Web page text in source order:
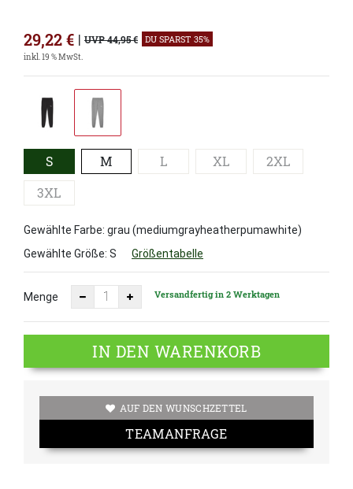
29,22€ | UVP 44,95 € DU SPARST 35%
inkl. 19 % MwSt.
S M L XL
2XL
3XL
Gewählte Farbe: grau (mediumgrayheatherpumawhite)
Gewählte Größe: S Größentabelle
Menge Versandfertig in 2 Werktagen
IN DEN WARENKORB
AUF DEN WUNSCHZETTEL
TEAMANFRAGE